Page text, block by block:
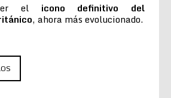
el icono definitivo del
, ahora más evolucionado.